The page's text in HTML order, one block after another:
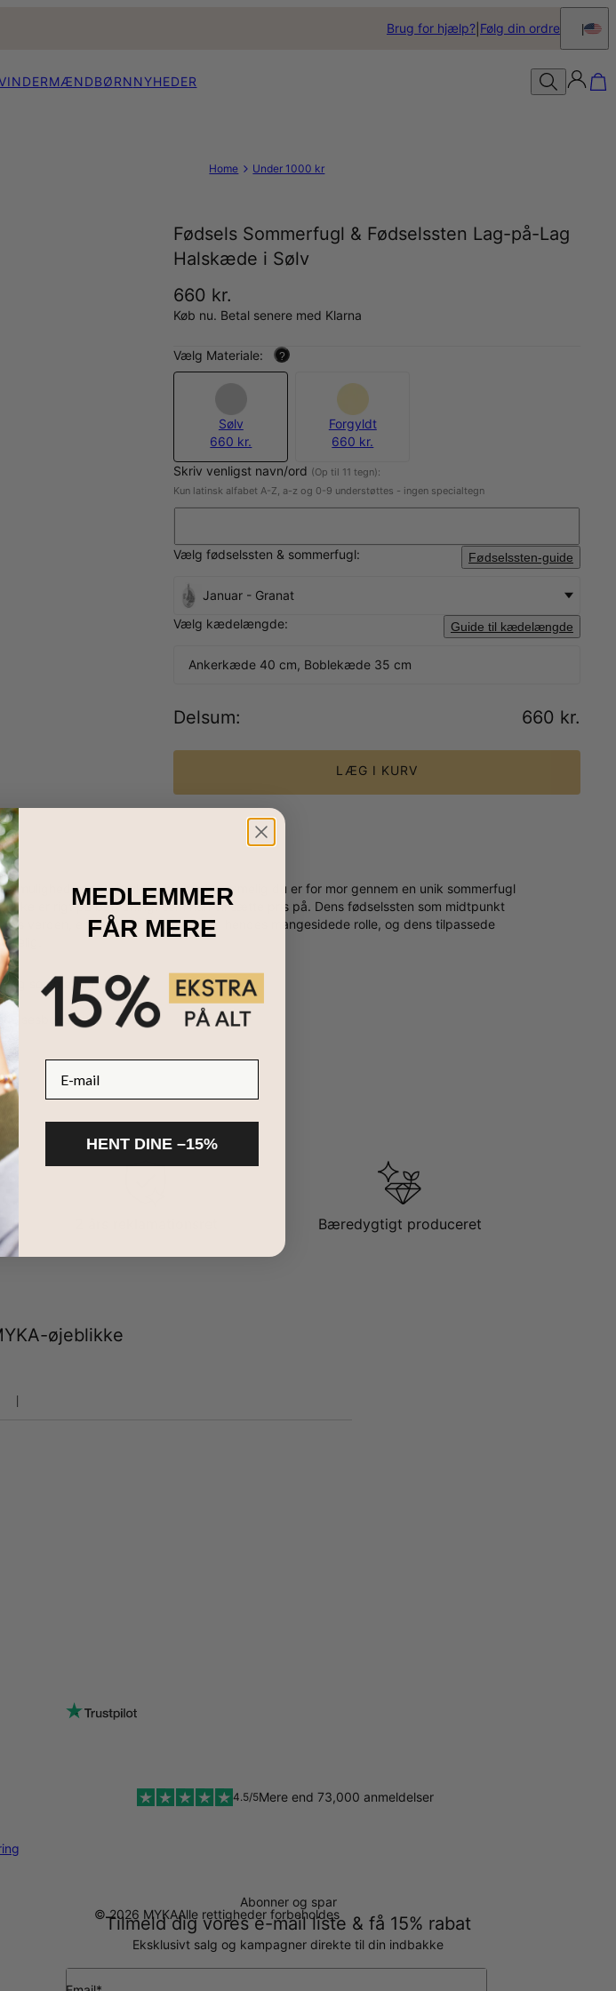
Brug for hjælp? Følg din ordre
MÆNDBØRNNYHEDER
Home Under 1000 kr
Fødsels Sommerfugl & Fødselssten Lag-på-Lag
Halskæde i Sølv
660 kr.
Køb nu. Betal senere med Klarna
Vælg Materiale: ?
Sølv
660 kr.
Forgyldt
660 kr.
Skriv venligst navn/ord (Op til 11 tegn):
Kun latinsk alfabet A-Z, a-z og 0-9 understøttes - ingen specialtegn
Vælg fødselssten & sommerfugl: Fødselssten-guide
Januar - Granat
Vælg kædelængde:
Guide til kædelængde
Ankerkæde 40 cm, Boblekæde 35 cm
Delsum: 660 kr.
LÆG I KURV
mulighed er at udtrykke, hvor taknemmelig du er for mor gennem en unik sommerfugl
er rigt på betydning, som hun vil sætte pris på. Dens fødselssten som midtpunkt
verden, en lagdelt kæde taler om hendes mangesidede rolle, og dens tilpassede
og sommerfugl
Bæredygtigt produceret
øjeblikke
Abonner og spar
Tilmeld dig vores e-mail liste & få 15% rabat
Eksklusivt salg og kampagner direkte til din indbakke
4.5/5Mere end 73,000 anmeldelser
© 2026 MYKAAlle rettigheder forbeholdes
MEDLEMMER
FÅR MERE
HENT DINE –15%